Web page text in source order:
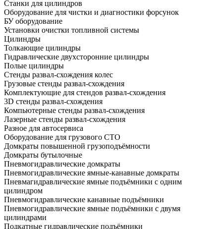
Станки для цилиндров
Оборудование для чистки и диагностики форсунок
БУ оборудование
Установки очистки топливной системы
Цилиндры
Толкающие цилиндры
Гидравлические двухсторонние цилиндры
Полые цилиндры
Стенды развал-схождения колес
Грузовые стенды развал-схождения
Комплектующие для стендов развал-схождения
3D стенды развал-схождения
Компьютерные стенды развал-схождения
Лазерные стенды развал-схождения
Разное для автосервиса
Оборудование для грузового СТО
Домкраты повышенной грузоподъёмности
Домкраты бутылочные
Пневмогидравлические домкраты
Пневмогидравлические ямные-канавные домкраты
Пневмагидравлические ямные подъёмники с одним
цилиндром
Пневмогидравлические канавные подъёмники
Пневмогидравлические ямные подъёмники с двумя
цилиндрами
Подкатные гидравлические подъёмники